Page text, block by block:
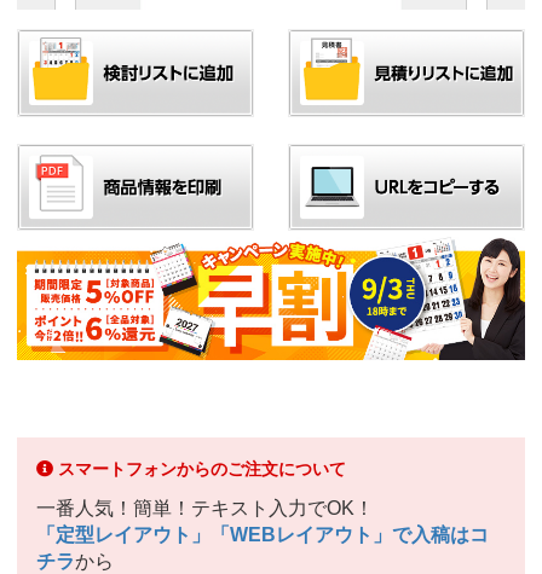
スマートフォンからのご注文について
一番人気！簡単！テキスト入力でOK！
「定型レイアウト」「WEBレイアウト」で入稿はコ
チラから